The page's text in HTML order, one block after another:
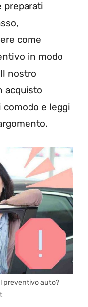
preparati
come
in modo
nostro
acquisto
e leggi
preventivo auto?